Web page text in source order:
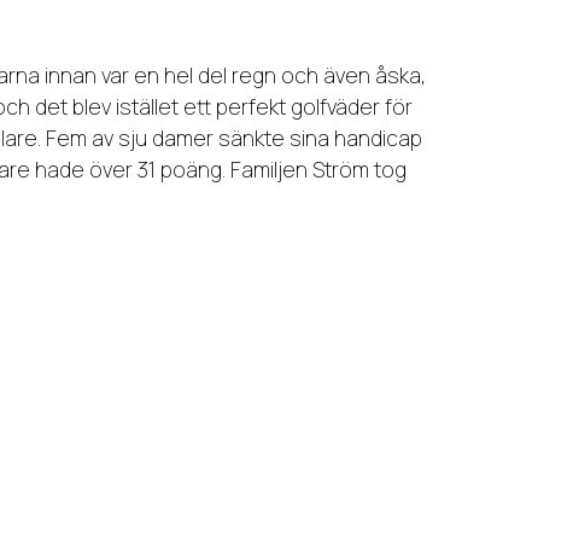
innan var en hel del regn och även åska,
det blev istället ett perfekt golfväder för
Fem av sju damer sänkte sina handicap
hade över 31 poäng. Familjen Ström tog